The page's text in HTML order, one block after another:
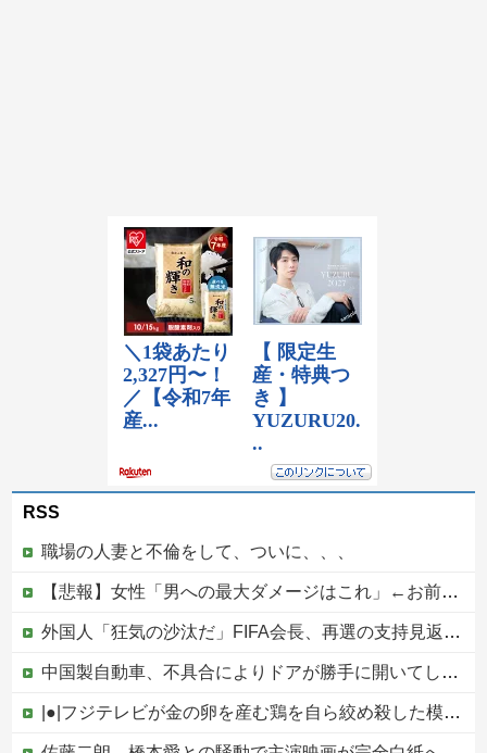
RSS
職場の人妻と不倫をして、ついに、、、
【悲報】女性「男への最大ダメージはこれ」←お前ら耐えられる？
外国人「狂気の沙汰だ」FIFA会長、再選の支持見返りにモロッコへ2030年W杯決勝の開催を打診か！海外から批判殺到！【海外の反応】
中国製自動車、不具合によりドアが勝手に開いてしまう件
|●|フジテレビが金の卵を産む鶏を自ら絞め殺した模様、社運を賭けたドル箱コンテンツが御蔵入りになってしまい……